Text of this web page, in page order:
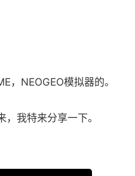
，NEOGEO模拟器的。
我特来分享一下。